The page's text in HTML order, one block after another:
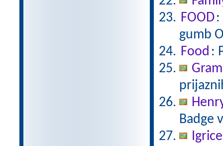
FOOD:
gumb
Food :
Badge